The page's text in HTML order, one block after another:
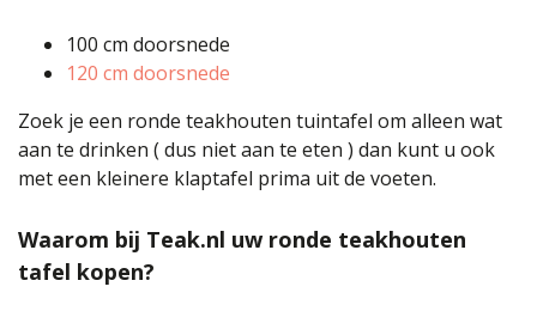
100 cm doorsnede
120 cm doorsnede
Zoek je een ronde teakhouten tuintafel om alleen wat
aan te drinken ( dus niet aan te eten ) dan kunt u ook
met een kleinere klaptafel prima uit de voeten.
Waarom bij Teak.nl uw ronde teakhouten
tafel kopen?